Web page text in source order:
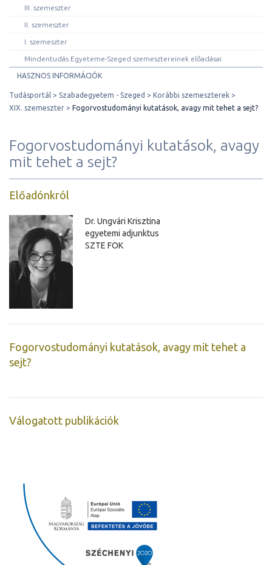
III. szemeszter
II. szemeszter
I. szemeszter
Mindentudás Egyeteme-Szeged szemesztereinek előadásai
HASZNOS INFORMÁCIÓK
Tudásportál Szabadegyetem - Szeged
Korábbi szemeszterek
XIX. szemeszter
Fogorvostudományi kutatások, avagy mit tehet a sejt?
Fogorvostudományi kutatások, avagy
mit tehet a sejt?
Előadónkról
Dr. Ungvári Krisztina
egyetemi adjunktus
SZTE FOK
Fogorvostudományi kutatások, avagy mit tehet a
sejt?
Válogatott publikációk